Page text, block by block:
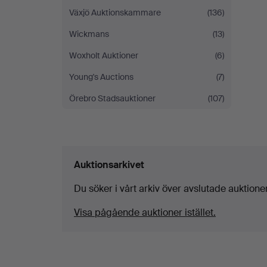
Växjö Auktionskammare
(136)
Wickmans
(13)
Woxholt Auktioner
(6)
Young's Auctions
(7)
Örebro Stadsauktioner
(107)
Auktionsarkivet
Du söker i vårt arkiv över avslutade
Visa pågående auktioner istället.